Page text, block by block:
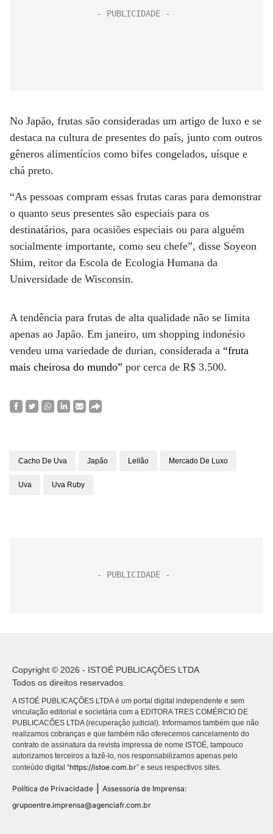
No Japão, frutas são consideradas um artigo de luxo e se
destaca na cultura de presentes do país, junto com outros
gêneros alimentícios como bifes congelados, uísque e
chá preto.
“As pessoas compram essas frutas caras para demonstrar
o quanto seus presentes são especiais para os
destinatários, para ocasiões especiais ou para alguém
socialmente importante, como seu chefe”, disse Soyeon
Shim, reitor da Escola de Ecologia Humana da
Universidade de Wisconsin.
A tendência para frutas de alta qualidade não se limita
apenas ao Japão. Em janeiro, um shopping indonésio
vendeu uma variedade de durian, considerada a “fruta
mais cheirosa do mundo” por cerca de R$ 3.500.
Cacho De Uva Japão Leilão Mercado De Luxo
Uva Uva Ruby
Copyright © 2026 - ISTOÉ PUBLICAÇÕES LTDA
Todos os direitos reservados.
A ISTOÉ PUBLICAÇÕES LTDA é um portal digital independente e sem
vinculação editorial e societária com a EDITORA TRES COMÉRCIO DE
PUBLICACÕES LTDA (recuperação judicial). Informamos também que não
realizamos cobranças e que também não oferecemos cancelamento do
contrato de assinatura da revista impressa de nome ISTOÉ, tampouco
autorizamos terceiros a fazê-lo, nos responsabilizamos apenas pelo
conteúdo digital “https://istoe.com.br” e seus respectivos sites.
Política de Privacidade | Assessoria de Imprensa:
grupoentre.imprensa@agenciafr.com.br